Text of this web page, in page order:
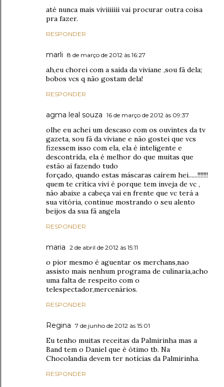
até nunca mais viviiiiiii vai procurar outra coisa
pra fazer.
RESPONDER
marli 8 de março de 2012 às 16:27
ah,eu chorei com a saida da viviane ,sou fã dela;
bobos vcs q não gostam dela!
RESPONDER
agma leal souza 16 de março de 2012 às 09:37
olhe eu achei um descaso com os ouvintes da tv
gazeta, sou fã da viviane e não gostei que vcs
fizessem isso com ela, ela é inteligente e
descontrída, ela é melhor do que muitas que
estão aí fazendo tudo
forçado, quando estas máscaras caírem hei......!!!!!!!
quem te critica vivi é porque tem inveja de vc ,
não abaixe a cabeça vai en frente que vc terá a
sua vitória, continue mostrando o seu alento
beijos da sua fã angela
RESPONDER
maria 2 de abril de 2012 às 15:11
o pior mesmo é aguentar os merchans,nao
assisto mais nenhum programa de culinaria,acho
uma falta de respeito com o
telespectador,mercenários.
RESPONDER
Regina 7 de junho de 2012 às 15:01
Eu tenho muitas receitas da Palmirinha mas a
Band tem o Daniel que é ótimo tb. Na
Chocolandia devem ter notícias da Palmirinha.
RESPONDER